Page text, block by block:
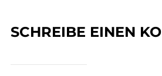
SCHREIBE EINEN